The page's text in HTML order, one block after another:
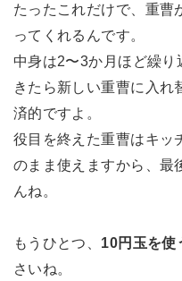
たったこれだけで、重曹
ってくれるんです。
中身は2〜3か月ほど繰
きたら新しい重曹に入れ
済的ですよ。
役目を終えた重曹はキッ
のまま使えますから、最
んね。
もうひとつ、 10円玉を使
さいね。